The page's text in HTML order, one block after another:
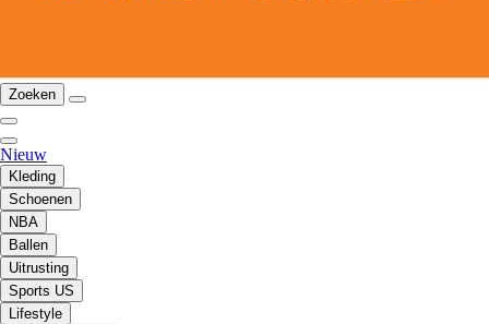
Zoeken
Nieuw
Kleding
Schoenen
NBA
Ballen
Uitrusting
Sports US
Lifestyle